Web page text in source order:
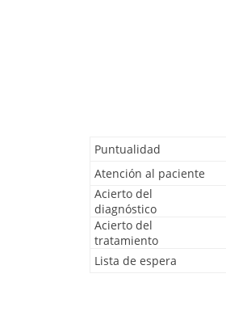
Puntualidad
Atención al paciente
Acierto del
diagnóstico
Acierto del
tratamiento
Lista de espera